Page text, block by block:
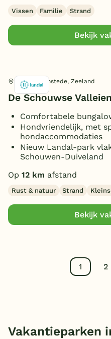
Vissen Familie Strand
Bekijk
Burgh-Haamstede, Zeeland
De Schouwse Valleien
Comfortabele
Hondvriendelijk, met
hondaccommodaties
Nieuw Landal-park
Schouwen-Duiveland
Op 12 km afstand
Rust & natuur Strand
Bekijk
1 2
Vakantieparken